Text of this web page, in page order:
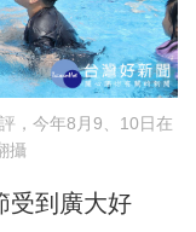
，今年8月9、10日在
攝
受到廣大好